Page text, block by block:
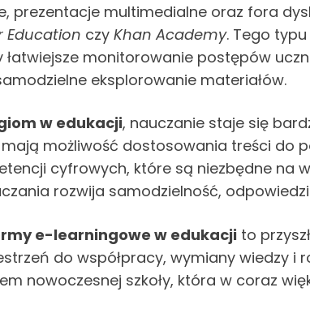
prezentacje multimedialne oraz fora
Education czy Khan Academy. Tego
monitorowanie postępów
eksplorowanie materiałów.
w edukacji, nauczanie staje się
możliwość dostosowania treści do
cyfrowych, które są niezbędne na
rozwija samodzielność,
e-learningowe w edukacji to
do współpracy, wymiany wiedzy
nowoczesnej szkoły, która w coraz